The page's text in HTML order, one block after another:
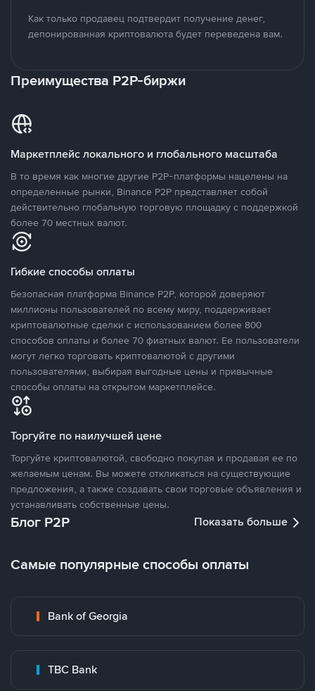
Как только продавец подтвердит получение денег,
депонированная криптовалюта будет переведена вам.
Преимущества P2P-биржи
Маркетплейс локального и глобального масштаба
В то время как многие другие P2P-платформы нацелены на
определенные рынки, Binance P2P представляет собой
действительно глобальную торговую площадку с поддержкой
более 70 местных валют.
Гибкие способы оплаты
Безопасная платформа Binance P2P, которой доверяют
миллионы пользователей по всему миру, поддерживает
криптовалютные сделки с использованием более 800
способов оплаты и более 70 фиатных валют. Ее пользователи
могут легко торговать криптовалютой с другими
пользователями, выбирая выгодные цены и привычные
способы оплаты на открытом маркетплейсе.
Торгуйте по наилучшей цене
Торгуйте криптовалютой, свободно покупая и продавая ее по
желаемым ценам. Вы можете откликаться на существующие
предложения, а также создавать свои торговые объявления и
устанавливать собственные цены.
Блог P2P Показать больше
Самые популярные способы оплаты
Bank of Georgia
TBC Bank